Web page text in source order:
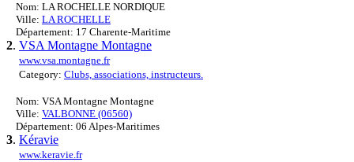
Nom: LA ROCHELLE NORDIQUE
Ville: LA ROCHELLE
Département: 17 Charente-Maritime
2. VSA Montagne Montagne
www.vsa.montagne.fr
Category: Clubs, associations, instructeurs.
Nom: VSA Montagne Montagne
Ville: VALBONNE (06560)
Département: 06 Alpes-Maritimes
3. Kéravie
www.keravie.fr